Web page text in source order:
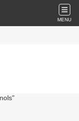
MENU